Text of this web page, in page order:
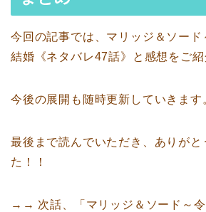
今回の記事では、マリッジ＆ソード
結婚《ネタバレ47話》と感想をご紹
今後の展開も随時更新していきます
最後まで読んでいただき、ありがと
た！！
→→ 次話、「マリッジ＆ソード～